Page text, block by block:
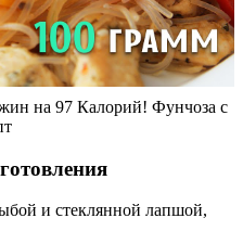
на 97 Калорий! Фунчоза с
и стеклянной лапшой,